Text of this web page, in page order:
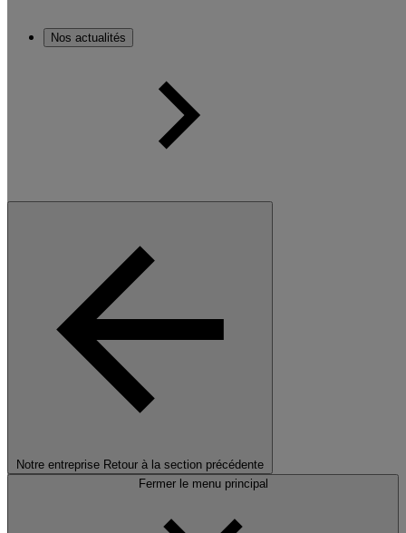
Nos actualités
Notre entreprise Retour à la section précédente
Fermer le menu principal